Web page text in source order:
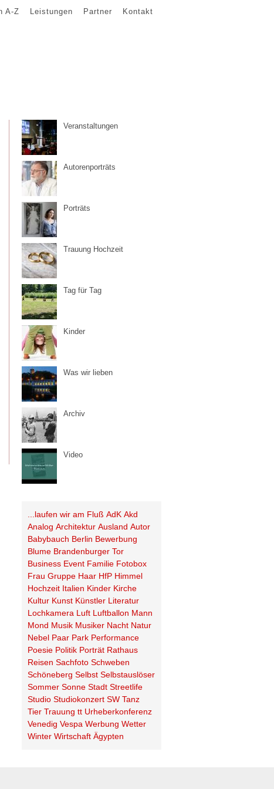
A-Z Leistungen Partner Kontakt
Veranstaltungen
Autorenporträts
Porträts
Trauung Hochzeit
Tag für Tag
Kinder
Was wir lieben
Archiv
Video
...laufen wir am Fluß AdK Akd
Analog Architektur Ausland Autor
Babybauch Berlin Bewerbung
Blume Brandenburger Tor
Business Event Familie Fotobox
Frau Gruppe Haar HfP Himmel
Hochzeit Italien Kinder Kirche
Kultur Kunst Künstler Literatur
Lochkamera Luft Luftballon Mann
Mond Musik Musiker Nacht Natur
Nebel Paar Park Performance
Poesie Politik Porträt Rathaus
Reisen Sachfoto Schweben
Schöneberg Selbst Selbstauslöser
Sommer Sonne Stadt Streetlife
Studio Studiokonzert SW Tanz
Tier Trauung tt Urheberkonferenz
Venedig Vespa Werbung Wetter
Winter Wirtschaft Ägypten